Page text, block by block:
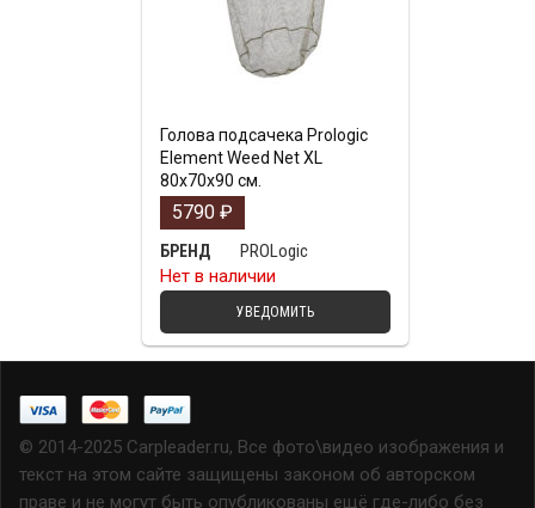
Голова подсачека Prologic
Element Weed Net XL
80x70x90 cм.
5790 ₽
БРЕНД
PROLogic
Нет в наличии
УВЕДОМИТЬ
© 2014-2025 Carpleader.ru, Все фото\видео изображения и
текст на этом сайте защищены законом об авторском
праве и не могут быть опубликованы ещё где-либо без